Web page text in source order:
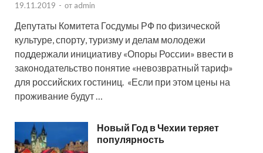
19.11.2019 - от admin
Депутаты Комитета Госдумы РФ по физической
культуре, спорту, туризму и делам молодежи
поддержали инициативу «Опоры России» ввести в
законодательство понятие «невозвратный тариф»
для российских гостиниц. «Если при этом цены на
проживание будут …
Новый Год в Чехии теряет
популярность